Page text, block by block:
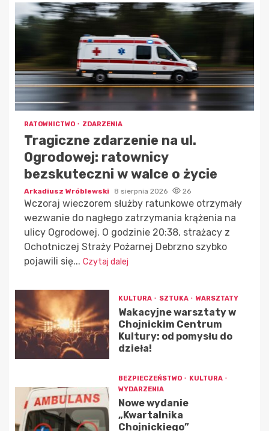
RATOWNICTWO ZDARZENIA
Tragiczne zdarzenie na ul.
Ogrodowej: ratownicy
bezskuteczni w walce o życie
Arkadiusz Wróblewski 8 sierpnia 2026 26
Wczoraj wieczorem służby ratunkowe otrzymały
wezwanie do nagłego zatrzymania krążenia na
ulicy Ogrodowej. O godzinie 20:38, strażacy z
Ochotniczej Straży Pożarnej Debrzno szybko
pojawili się... Czytaj dalej
KULTURA SZTUKA WARSZTATY
Wakacyjne warsztaty w
Chojnickim Centrum
Kultury: od pomysłu do
dzieła!
BEZPIECZEŃSTWO
KULTURA
WYDARZENIA
Nowe wydanie
„Kwartalnika
Chojnickiego”